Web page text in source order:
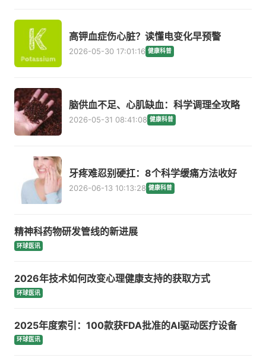
高钾血症伤心脏？读懂电变化早预警
2026-05-30 17:01:16 健康科普
脑供血不足、心肌缺血：科学调理全攻略
2026-05-31 08:41:08 健康科普
牙疼难忍别硬扛：8个科学缓痛方法收好
2026-06-13 10:13:28 健康科普
精神科药物研发管线的新进展
环球医讯
2026年技术如何改变心理健康支持的获取方式
环球医讯
2025年度索引：100款获FDA批准的AI驱动医疗设备
环球医讯